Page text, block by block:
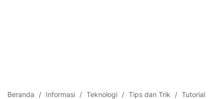
Beranda Informasi Teknologi Tips dan Trik Tutorial